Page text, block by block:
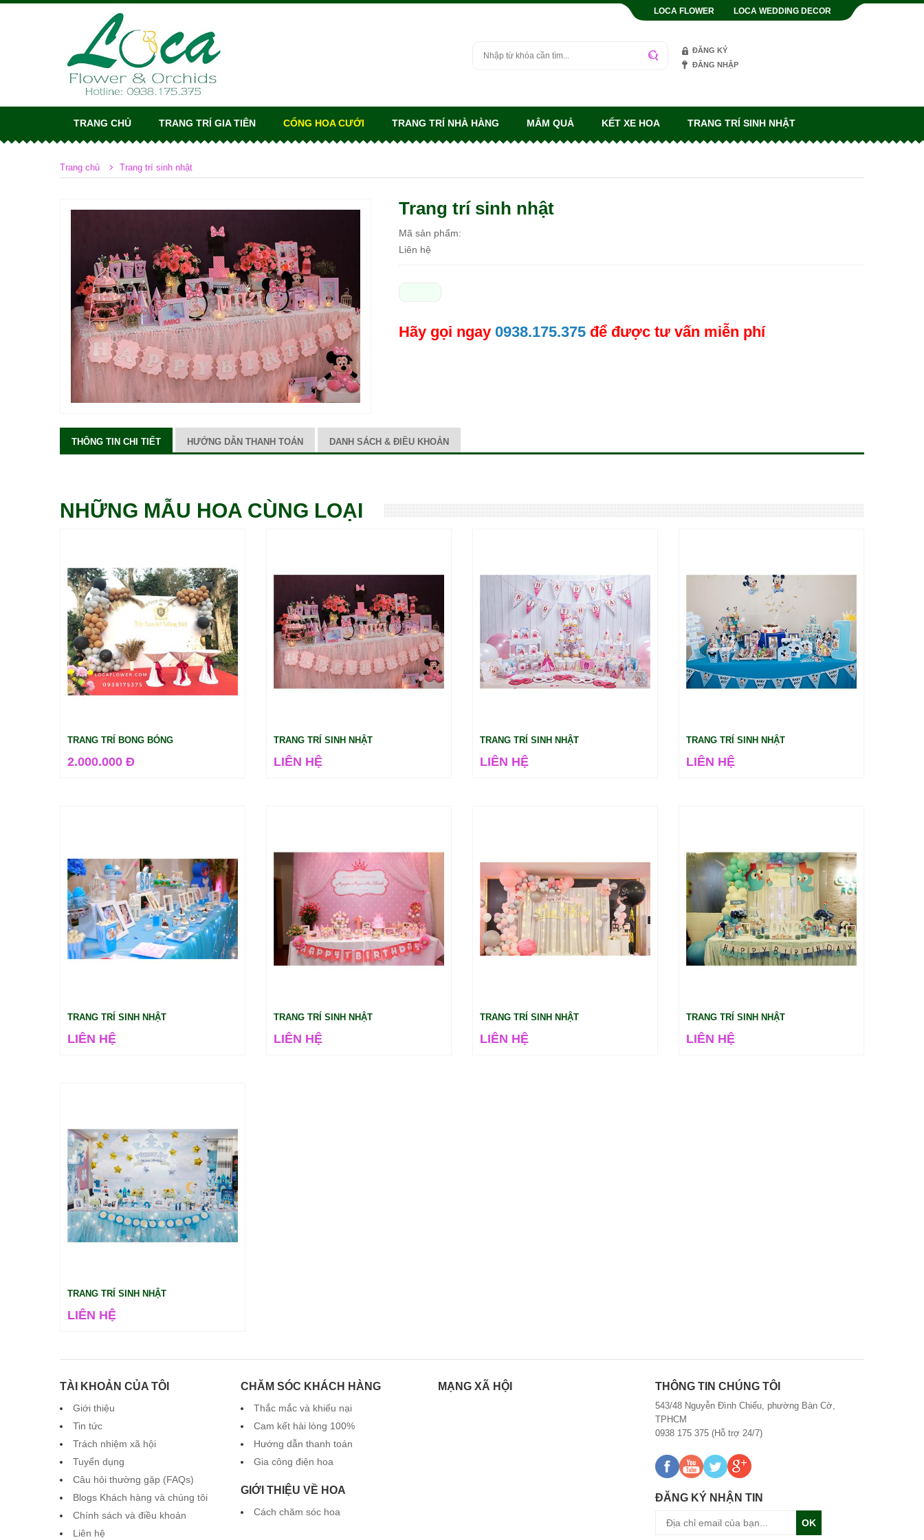
LOCA FLOWER LOCA WEDDING DECOR
ĐĂNG KÝ
ĐĂNG NHẬP
TRANG CHỦ TRANG TRÍ GIA TIÊN CỔNG HOA CƯỚI TRANG TRÍ NHÀ HÀNG MÂM QUẢ KẾT XE HOA TRANG TRÍ SINH NHẬT
Trang chủ Trang trí sinh nhật
Trang trí sinh nhật
Mã sản phẩm:
Liên hệ
Hãy gọi ngay 0938.175.375 để được tư vấn miễn phí
THÔNG TIN CHI TIẾT HƯỚNG DẪN THANH TOÁN DANH SÁCH & ĐIỀU KHOẢN
NHỮNG MẪU HOA CÙNG LOẠI
TRANG TRÍ BONG BÓNG
2.000.000 Đ
TRANG TRÍ SINH NHẬT
LIÊN HỆ
TRANG TRÍ SINH NHẬT
LIÊN HỆ
TRANG TRÍ SINH NHẬT
LIÊN HỆ
TRANG TRÍ SINH NHẬT
LIÊN HỆ
TRANG TRÍ SINH NHẬT
LIÊN HỆ
TRANG TRÍ SINH NHẬT
LIÊN HỆ
TRANG TRÍ SINH NHẬT
LIÊN HỆ
TRANG TRÍ SINH NHẬT
LIÊN HỆ
TÀI KHOẢN CỦA TÔI
Giới thiệu
Tin tức
Trách nhiệm xã hội
Tuyển dụng
Câu hỏi thường gặp (FAQs)
Blogs Khách hàng và chúng tôi
Chính sách và điều khoản
Liên hệ
CHĂM SÓC KHÁCH HÀNG
Thắc mắc và khiếu nại
Cam kết hài lòng 100%
Hướng dẫn thanh toán
Gia công điện hoa
GIỚI THIỆU VỀ HOA
Cách chăm sóc hoa
MẠNG XÃ HỘI THÔNG TIN CHÚNG TÔI
543/48 Nguyễn Đình Chiểu, phường Bàn Cờ,
TPHCM
0938 175 375 (Hỗ trợ 24/7)
ĐĂNG KÝ NHẬN TIN
OK